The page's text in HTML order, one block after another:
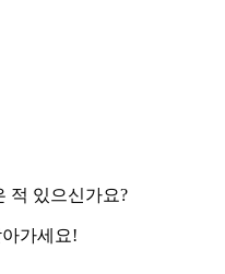
적 있으신가요?
가세요!